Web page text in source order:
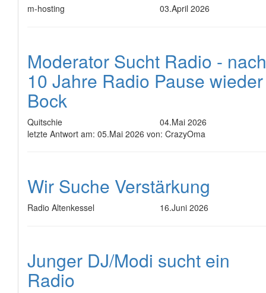
m-hosting 03.April 2026
Moderator Sucht Radio - nach
10 Jahre Radio Pause wieder
Bock
Quitschie
04.Mai 2026
letzte Antwort am: 05.Mai 2026 von: CrazyOma
Wir Suche Verstärkung
Radio Altenkessel 16.Juni 2026
Junger DJ/Modi sucht ein
Radio